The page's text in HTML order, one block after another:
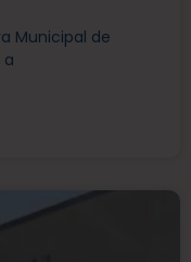
Municipal de
a